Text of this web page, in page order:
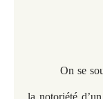
On se
la notoriété